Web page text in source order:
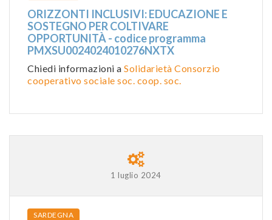
ORIZZONTI INCLUSIVI: EDUCAZIONE E
SOSTEGNO PER COLTIVARE
OPPORTUNITÀ - codice programma
PMXSU0024024010276NXTX
Chiedi informazioni a Solidarietà Consorzio
cooperativo sociale soc. coop. soc.
1 luglio 2024
SARDEGNA